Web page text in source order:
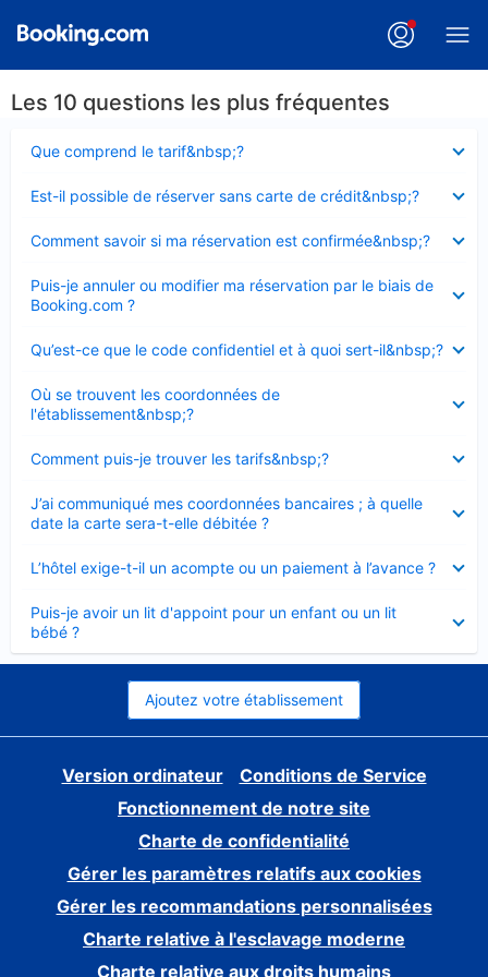
Les 10 questions les plus fréquentes
Que comprend le tarif&nbsp;?
fermé
Est-il possible de réserver sans carte de crédit&nbsp;?
fermé
Comment savoir si ma réservation est confirmée&nbsp;?
fermé
Puis-je annuler ou modifier ma réservation par le biais de
Booking.com ?
fermé
Qu’est-ce que le code confidentiel et à quoi sert-il&nbsp;?
fermé
Où se trouvent les coordonnées de
l'établissement&nbsp;?
fermé
Comment puis-je trouver les tarifs&nbsp;?
fermé
J’ai communiqué mes coordonnées bancaires ; à quelle
date la carte sera-t-elle débitée ?
fermé
L’hôtel exige-t-il un acompte ou un paiement à l’avance ?
fermé
Puis-je avoir un lit d'appoint pour un enfant ou un lit
bébé ?
fermé
Ajoutez votre établissement
Version ordinateur
Conditions de Service
Fonctionnement de notre site
Charte de confidentialité
Gérer les paramètres relatifs aux cookies
Gérer les recommandations personnalisées
Charte relative à l'esclavage moderne
Charte relative aux droits humains